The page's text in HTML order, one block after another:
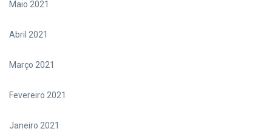
Maio 2021
Abril 2021
Março 2021
Fevereiro 2021
Janeiro 2021